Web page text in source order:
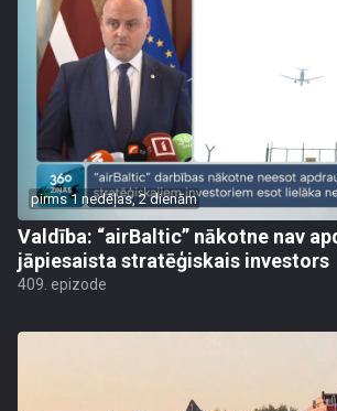
pirms 1 nedēļas, 2 dienām
Valdība: “airBaltic” nākotne nav
jāpiesaista stratēģiskais investors
409. epizode